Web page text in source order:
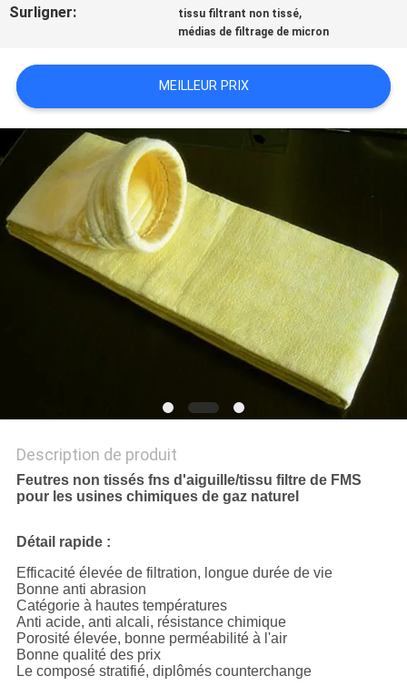
UNE
CITATION
PLAN
DU
SITE
PRIVACY
Surligner: tissu filtrant non tissé,
médias de filtrage de micron
MEILLEUR PRIX
Description de produit
Feutres non tissés fns d'aiguille/tissu filtre de FMS
pour les usines chimiques de gaz naturel
Détail rapide :
Efficacité élevée de filtration, longue durée de vie
Bonne anti abrasion
Catégorie à hautes températures
Anti acide, anti alcali, résistance chimique
Porosité élevée, bonne perméabilité à l'air
Bonne qualité des prix
Le composé stratifié, diplômés counterchange